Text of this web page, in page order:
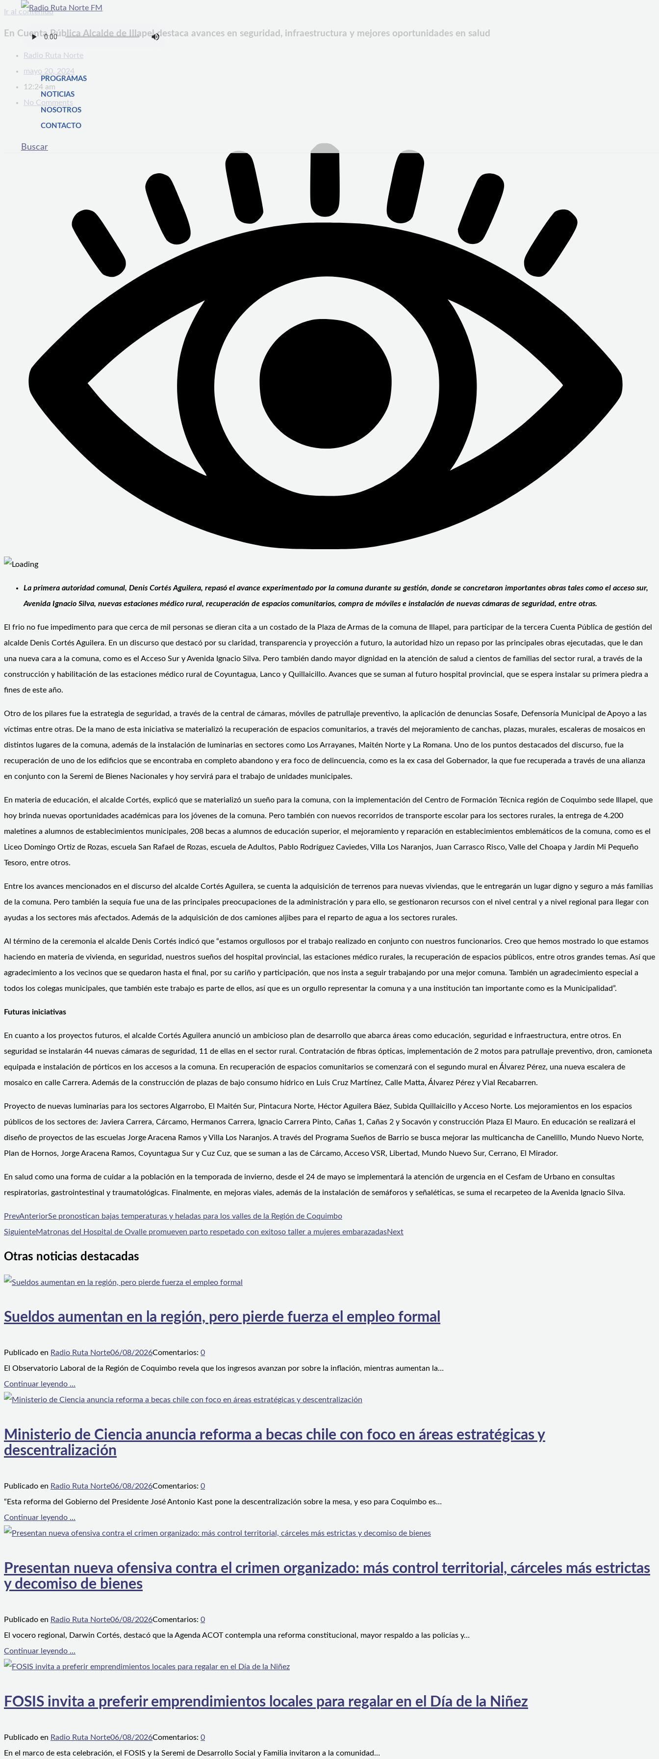
Ir al contenido
PROGRAMAS
NOTICIAS
NOSOTROS
CONTACTO
Buscar
En Cuenta Pública Alcalde de Illapel destaca avances en seguridad, infraestructura y mejores oportunidades en salud
Radio Ruta Norte
mayo 20, 2024
12:24 am
No Comments
La primera autoridad comunal, Denis Cortés Aguilera, repasó el avance experimentado por la comuna durante su gestión, donde se concretaron importantes obras tales como el acceso sur,
Avenida Ignacio Silva, nuevas estaciones médico rural, recuperación de espacios comunitarios, compra de móviles e instalación de nuevas cámaras de seguridad, entre otras.
El frio no fue impedimento para que cerca de mil personas se dieran cita a un costado de la Plaza de Armas de la comuna de Illapel, para participar de la tercera Cuenta Pública de gestión del
alcalde Denis Cortés Aguilera. En un discurso que destacó por su claridad, transparencia y proyección a futuro, la autoridad hizo un repaso por las principales obras ejecutadas, que le dan
una nueva cara a la comuna, como es el Acceso Sur y Avenida Ignacio Silva. Pero también dando mayor dignidad en la atención de salud a cientos de familias del sector rural, a través de la
construcción y habilitación de las estaciones médico rural de Coyuntagua, Lanco y Quillaicillo. Avances que se suman al futuro hospital provincial, que se espera instalar su primera piedra a
fines de este año.
Otro de los pilares fue la estrategia de seguridad, a través de la central de cámaras, móviles de patrullaje preventivo, la aplicación de denuncias Sosafe, Defensoría Municipal de Apoyo a las
víctimas entre otras. De la mano de esta iniciativa se materializó la recuperación de espacios comunitarios, a través del mejoramiento de canchas, plazas, murales, escaleras de mosaicos en
distintos lugares de la comuna, además de la instalación de luminarias en sectores como Los Arrayanes, Maitén Norte y La Romana. Uno de los puntos destacados del discurso, fue la
recuperación de uno de los edificios que se encontraba en completo abandono y era foco de delincuencia, como es la ex casa del Gobernador, la que fue recuperada a través de una alianza
en conjunto con la Seremi de Bienes Nacionales y hoy servirá para el trabajo de unidades municipales.
En materia de educación, el alcalde Cortés, explicó que se materializó un sueño para la comuna, con la implementación del Centro de Formación Técnica región de Coquimbo sede Illapel, que
hoy brinda nuevas oportunidades académicas para los jóvenes de la comuna. Pero también con nuevos recorridos de transporte escolar para los sectores rurales, la entrega de 4.200
maletines a alumnos de establecimientos municipales, 208 becas a alumnos de educación superior, el mejoramiento y reparación en establecimientos emblemáticos de la comuna, como es el
Liceo Domingo Ortiz de Rozas, escuela San Rafael de Rozas, escuela de Adultos, Pablo Rodríguez Caviedes, Villa Los Naranjos, Juan Carrasco Risco, Valle del Choapa y Jardín Mi Pequeño
Tesoro, entre otros.
Entre los avances mencionados en el discurso del alcalde Cortés Aguilera, se cuenta la adquisición de terrenos para nuevas viviendas, que le entregarán un lugar digno y seguro a más familias
de la comuna. Pero también la sequía fue una de las principales preocupaciones de la administración y para ello, se gestionaron recursos con el nivel central y a nivel regional para llegar con
ayudas a los sectores más afectados. Además de la adquisición de dos camiones aljibes para el reparto de agua a los sectores rurales.
Al término de la ceremonia el alcalde Denis Cortés indicó que “estamos orgullosos por el trabajo realizado en conjunto con nuestros funcionarios. Creo que hemos mostrado lo que estamos
haciendo en materia de vivienda, en seguridad, nuestros sueños del hospital provincial, las estaciones médico rurales, la recuperación de espacios públicos, entre otros grandes temas. Así que
agradecimiento a los vecinos que se quedaron hasta el final, por su cariño y participación, que nos insta a seguir trabajando por una mejor comuna. También un agradecimiento especial a
todos los colegas municipales, que también este trabajo es parte de ellos, así que es un orgullo representar la comuna y a una institución tan importante como es la Municipalidad”.
Futuras iniciativas
En cuanto a los proyectos futuros, el alcalde Cortés Aguilera anunció un ambicioso plan de desarrollo que abarca áreas como educación, seguridad e infraestructura, entre otros. En
seguridad se instalarán 44 nuevas cámaras de seguridad, 11 de ellas en el sector rural. Contratación de fibras ópticas, implementación de 2 motos para patrullaje preventivo, dron, camioneta
equipada e instalación de pórticos en los accesos a la comuna. En recuperación de espacios comunitarios se comenzará con el segundo mural en Álvarez Pérez, una nueva escalera de
mosaico en calle Carrera. Además de la construcción de plazas de bajo consumo hídrico en Luis Cruz Martínez, Calle Matta, Álvarez Pérez y Vial Recabarren.
Proyecto de nuevas luminarias para los sectores Algarrobo, El Maitén Sur, Pintacura Norte, Héctor Aguilera Báez, Subida Quillaicillo y Acceso Norte. Los mejoramientos en los espacios
públicos de los sectores de: Javiera Carrera, Cárcamo, Hermanos Carrera, Ignacio Carrera Pinto, Cañas 1, Cañas 2 y Socavón y construcción Plaza El Mauro. En educación se realizará el
diseño de proyectos de las escuelas Jorge Aracena Ramos y Villa Los Naranjos. A través del Programa Sueños de Barrio se busca mejorar las multicancha de Canelillo, Mundo Nuevo Norte,
Plan de Hornos, Jorge Aracena Ramos, Coyuntagua Sur y Cuz Cuz, que se suman a las de Cárcamo, Acceso VSR, Libertad, Mundo Nuevo Sur, Cerrano, El Mirador.
En salud como una forma de cuidar a la población en la temporada de invierno, desde el 24 de mayo se implementará la atención de urgencia en el Cesfam de Urbano en consultas
respiratorias, gastrointestinal y traumatológicas. Finalmente, en mejoras viales, además de la instalación de semáforos y señaléticas, se suma el recarpeteo de la Avenida Ignacio Silva.
PrevAnteriorSe pronostican bajas temperaturas y heladas para los valles de la Región de Coquimbo
SiguienteMatronas del Hospital de Ovalle promueven parto respetado con exitoso taller a mujeres embarazadasNext
Otras noticias destacadas
Sueldos aumentan en la región, pero pierde fuerza el empleo formal
Publicado en Radio Ruta Norte06/08/2026Comentarios: 0
El Observatorio Laboral de la Región de Coquimbo revela que los ingresos avanzan por sobre la inflación, mientras aumentan la…
Continuar leyendo ...
Ministerio de Ciencia anuncia reforma a becas chile con foco en áreas estratégicas y
descentralización
Publicado en Radio Ruta Norte06/08/2026Comentarios: 0
“Esta reforma del Gobierno del Presidente José Antonio Kast pone la descentralización sobre la mesa, y eso para Coquimbo es…
Continuar leyendo ...
Presentan nueva ofensiva contra el crimen organizado: más control territorial, cárceles más estrictas
y decomiso de bienes
Publicado en Radio Ruta Norte06/08/2026Comentarios: 0
El vocero regional, Darwin Cortés, destacó que la Agenda ACOT contempla una reforma constitucional, mayor respaldo a las policías y…
Continuar leyendo ...
FOSIS invita a preferir emprendimientos locales para regalar en el Día de la Niñez
Publicado en Radio Ruta Norte06/08/2026Comentarios: 0
En el marco de esta celebración, el FOSIS y la Seremi de Desarrollo Social y Familia invitaron a la comunidad…